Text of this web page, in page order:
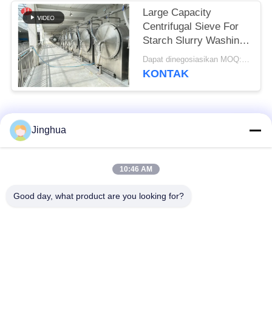
Large Capacity
Centrifugal Sieve For
Starch Slurry Washing
And
Dehydrationfunction
Dapat dinegosiasikan MOQ:1 Set
KONTAK
Bad Request
Peralatan Pengolah
Jinghua
10:46 AM
Good day, what product are you looking for?